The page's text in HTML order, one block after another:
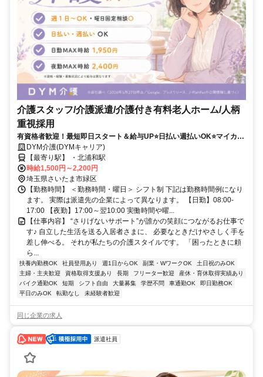
介護スタッフ/介護派遣/介護付き有料老人ホーム/人柄
重視採用
有資格者歓迎！最短即日スタート＆給与UP⭐️日払い週払いOK⭐️マイカー
通勤可＆希望シフト柔軟対応✨
DYM介護(DYMキャリア)
【最寄り駅】 ・北浦和駅
時給1,500円～2,200円
埼玉県さいたま市緑区
【勤務時間】 ＜勤務時間・曜日＞ シフト制 下記は勤務時間例になり
ます。 実際は派遣先の企業によって異なります。 【日勤】08:00-
17:00 【夜勤】17:00～翌10:00 実働時間や曜...
【仕事内容】 “さりげないサポート”が誰かの笑顔につながるお仕事で
す♪ 自立した生活を送る入居者さまに、 必要なときだけやさしく手を
差し伸べる。 それが私たちの介護スタイルです。 「困ったときに頼
ら...
扶養内勤務OK 社員登用あり 週1日からOK 副業・WワークOK
土日祝のみOK
主婦・主夫歓迎
資格取得支援あり 長期 フリーター歓迎
産休・育休取得実績あり
バイク通勤OK
短期 シフト自由 大量募集 学歴不問 車通勤OK
即日勤務OK
平日のみOK
転勤なし 未経験者歓迎
同じ企業の求人
派遣社員